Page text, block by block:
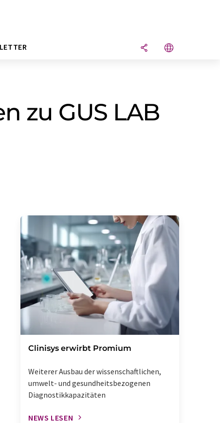
zu GUS LAB
Clinisys erwirbt Promium
Weiterer Ausbau der wissenschaftlichen,
umwelt- und gesundheitsbezogenen
Diagnostikkapazitäten
NEWS LESEN